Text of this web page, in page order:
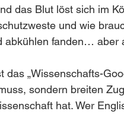
das Blut löst sich im
und wie
abkühlen fanden… aber
„Wissenschafts-
sondern breiten
hat. Wer